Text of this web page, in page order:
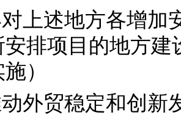
对上述地方各增加
安排项目的地方
）
外贸稳定和创新